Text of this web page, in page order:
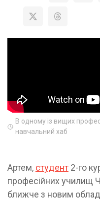
В одному із вищих
навчальний хаб
Артем, студент 2-го
професійних училищ
ближче з новим